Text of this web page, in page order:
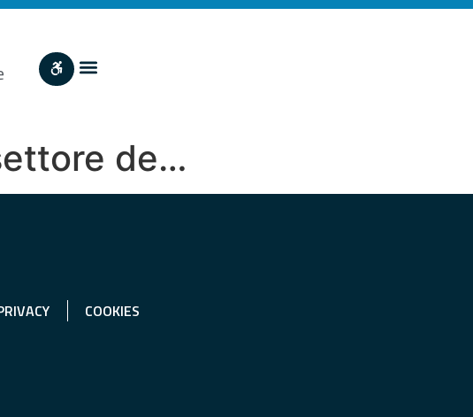
de…
COOKIES